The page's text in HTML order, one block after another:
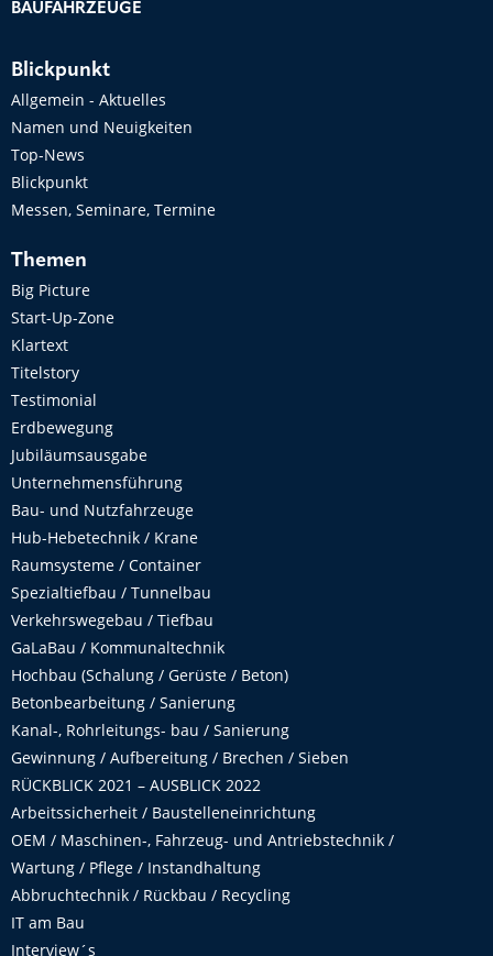
BAUFAHRZEUGE
Blickpunkt
Allgemein - Aktuelles
Namen und Neuigkeiten
Top-News
Blickpunkt
Messen, Seminare, Termine
Themen
Big Picture
Start-Up-Zone
Klartext
Titelstory
Testimonial
Erdbewegung
Jubiläumsausgabe
Unternehmensführung
Bau- und Nutzfahrzeuge
Hub-Hebetechnik / Krane
Raumsysteme / Container
Spezialtiefbau / Tunnelbau
Verkehrswegebau / Tiefbau
GaLaBau / Kommunaltechnik
Hochbau (Schalung / Gerüste / Beton)
Betonbearbeitung / Sanierung
Kanal-, Rohrleitungs- bau / Sanierung
Gewinnung / Aufbereitung / Brechen / Sieben
RÜCKBLICK 2021 – AUSBLICK 2022
Arbeitssicherheit / Baustelleneinrichtung
OEM / Maschinen-, Fahrzeug- und Antriebstechnik /
Wartung / Pflege / Instandhaltung
Abbruchtechnik / Rückbau / Recycling
IT am Bau
Interview´s